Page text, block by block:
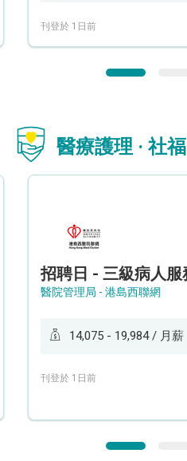
刊登於 1日前
醫療護理 · 社福
醫院管理局 - 港島西聯網
14,075 - 19,984 / 月薪
刊登於 1日前